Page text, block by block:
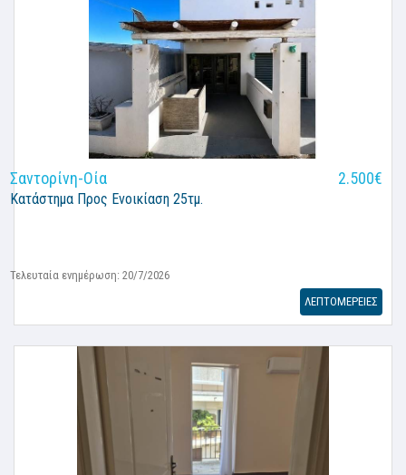
Σαντορίνη-Οία 2.500€
Κατάστημα Προς Ενοικίαση 25τμ.
Τελευταία ενημέρωση: 20/7/2026
ΛΕΠΤΟΜΕΡΕΙΕΣ